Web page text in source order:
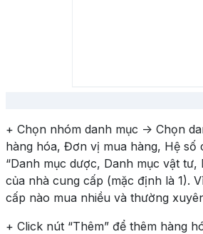
+ Chọn nhóm danh mục -> Chọn
hàng hóa, Đơn vị mua hàng, Hệ
“Danh mục dược, Danh mục vật
của nhà cung cấp (mặc định là 1).
cấp nào mua nhiều và thường
+ Click nút “Thêm” để thêm hàng